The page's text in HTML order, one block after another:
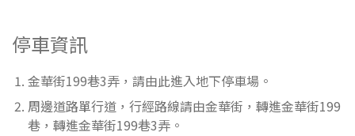
停車資訊
金華街199巷3弄，請由此進入地下停車場。
周邊道路單行道，行經路線請由金華街，轉進金華街199
巷，轉進金華街199巷3弄。